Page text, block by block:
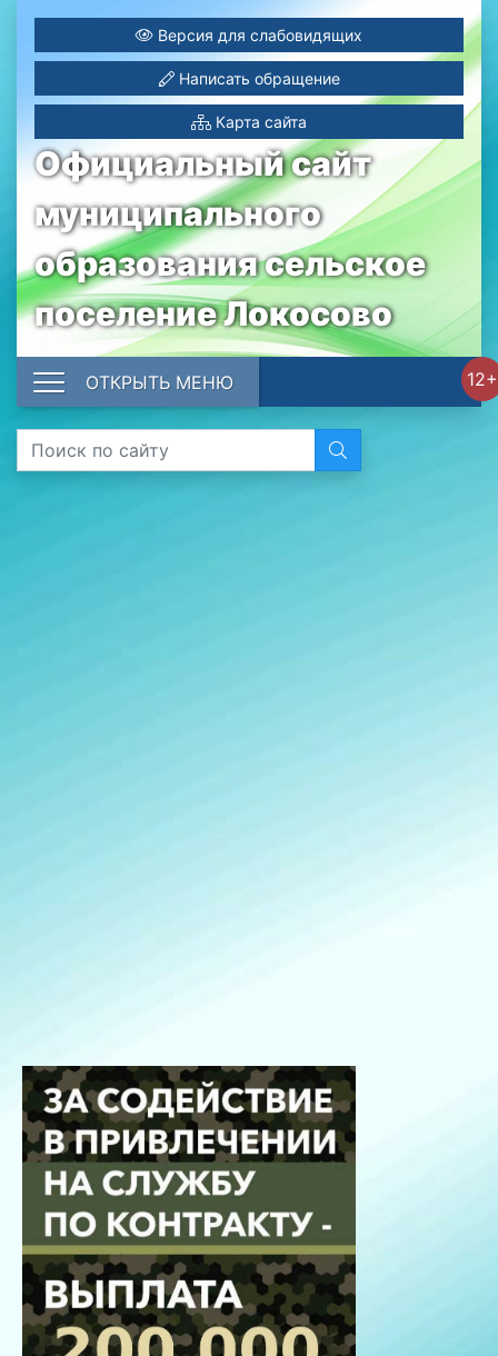
Официальный сайт
муниципального
образования сельское
поселение Локосово
Версия для слабовидящих
Написать обращение
Карта сайта
12+
ОТКРЫТЬ МЕНЮ